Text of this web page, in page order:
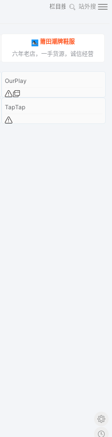
站外搜
莆田潮牌鞋服
六年老店，一手货源，诚信经营
OurPlay
TapTap